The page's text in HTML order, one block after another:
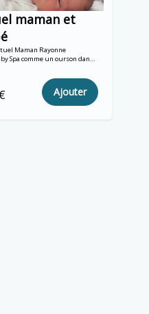
maman et
Maman Rayonne
Spa comme un ourson dans l'eau
Ajouter